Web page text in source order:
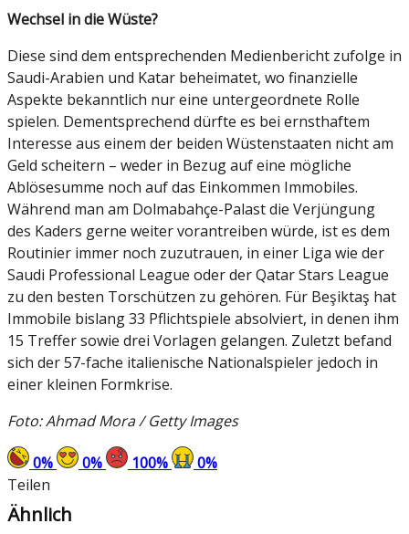
Wechsel in die Wüste?
Diese sind dem entsprechenden Medienbericht zufolge in
Saudi-Arabien und Katar beheimatet, wo finanzielle
Aspekte bekanntlich nur eine untergeordnete Rolle
spielen. Dementsprechend dürfte es bei ernsthaftem
Interesse aus einem der beiden Wüstenstaaten nicht am
Geld scheitern – weder in Bezug auf eine mögliche
Ablösesumme noch auf das Einkommen Immobiles.
Während man am Dolmabahçe-Palast die Verjüngung
des Kaders gerne weiter vorantreiben würde, ist es dem
Routinier immer noch zuzutrauen, in einer Liga wie der
Saudi Professional League oder der Qatar Stars League
zu den besten Torschützen zu gehören. Für Beşiktaş hat
Immobile bislang 33 Pflichtspiele absolviert, in denen ihm
15 Treffer sowie drei Vorlagen gelangen. Zuletzt befand
sich der 57-fache italienische Nationalspieler jedoch in
einer kleinen Formkrise.
Foto: Ahmad Mora / Getty Images
0% 0% 100% 0%
Teilen
Ähnlich